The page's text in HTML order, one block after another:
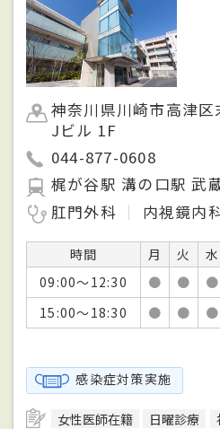
神奈川県川崎市高津
Jビル 1F
044-877-0608
梶が谷駅 溝の口駅 武
肛門外科
内視鏡内
時間 月 火 水
09:00～12:30
● ● ●
15:00～18:30
● ● ●
感染症対策実施
女性医師在籍 日曜診療